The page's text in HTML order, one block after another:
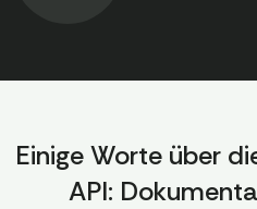
Einige Worte über
API: